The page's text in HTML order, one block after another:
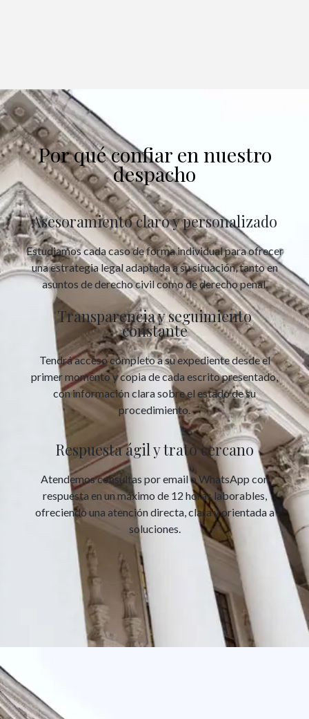
Por qué confiar en nuestro
despacho
Asesoramiento claro y personalizado
Estudiamos cada caso de forma individual para ofrecer
una estrategia legal adaptada a su situación, tanto en
asuntos de derecho civil como de derecho penal.
Transparencia y seguimiento
constante
Tendrá acceso completo a su expediente desde el
primer momento y copia de cada escrito presentado,
con información clara sobre el estado de su
procedimiento.
Respuesta ágil y trato cercano
Atendemos consultas por email o WhatsApp con
respuesta en un máximo de 12 horas laborables,
ofreciendo una atención directa, clara y orientada a
soluciones.